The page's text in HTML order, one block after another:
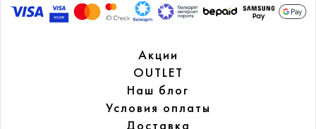
Акции
OUTLET
Наш блог
Условия оплаты
Доставка